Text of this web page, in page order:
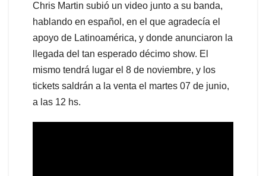
Chris Martin subió un video junto a su banda,
hablando en español, en el que agradecía el
apoyo de Latinoamérica, y donde anunciaron la
llegada del tan esperado décimo show. El
mismo tendrá lugar el 8 de noviembre, y los
tickets saldrán a la venta el martes 07 de junio,
a las 12 hs.